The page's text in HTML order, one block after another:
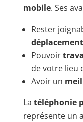
mobile. Ses
Rester
Pouvoir
de votre lieu
Avoir un
Latéléphonie
représente un